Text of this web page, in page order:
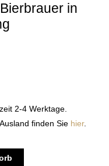
in
2-4 Werktage.
finden Sie hier.